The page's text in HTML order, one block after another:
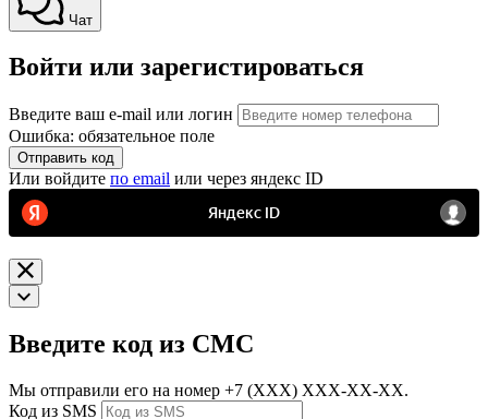
Чат
Войти или зарегистироваться
Введите ваш e-mail или логин
Ошибка: обязательное поле
Отправить код
Или войдите по email или через яндекс ID
Введите код из СМС
Мы отправили его на номер +7 (ХХХ) ХХХ-ХХ-ХХ.
Код из SMS